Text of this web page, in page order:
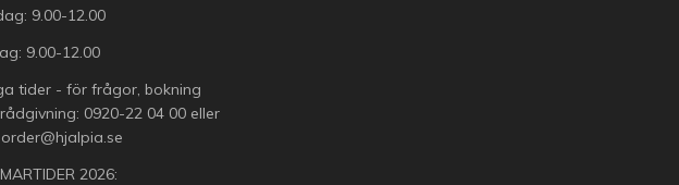
9.00-12.00
9.00-12.00
tider - för frågor, bokning
0920-22 04 00eller
order@hjalpia.se
2026: